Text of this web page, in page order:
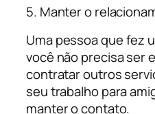
5. Manter o
Uma pessoa que fez
você não precisa ser
contratar outros
seu trabalho para
manter o contato.